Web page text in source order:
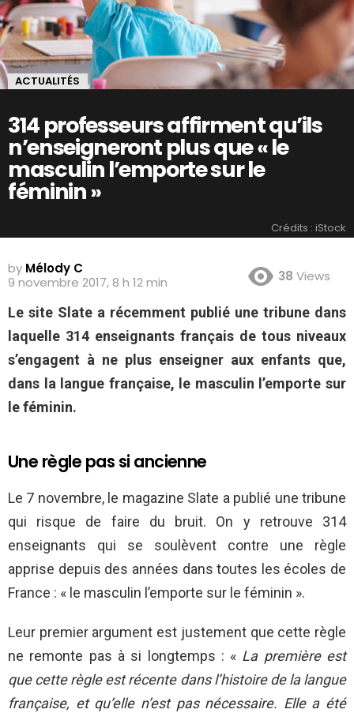
ACTUALITÉS
314 professeurs affirment qu’ils
n’enseigneront plus que « le
masculin l’emporte sur le
féminin »
Crédits : iStock
by Mélody C
9 novembre 2017, 8 h 12 min
38 Views
Le site Slate a récemment publié une tribune dans
laquelle 314 enseignants français de tous niveaux
s’engagent à ne plus enseigner aux enfants que,
dans la langue française, le masculin l’emporte sur
le féminin.
Une règle pas si ancienne
Le 7 novembre, le magazine Slate a publié une tribune
qui risque de faire du bruit. On y retrouve 314
enseignants qui se soulèvent contre une règle
apprise depuis des années dans toutes les écoles de
France : « le masculin l’emporte sur le féminin ».
Leur premier argument est justement que cette règle
ne remonte pas à si longtemps : « La première est
que cette règle est récente dans l’histoire de la langue
française, et qu’elle n’est pas nécessaire. Elle a été